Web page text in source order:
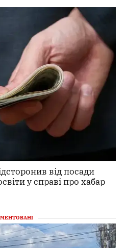
від посади
у справі про хабар